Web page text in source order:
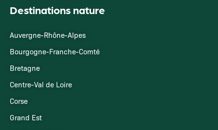
Destinations nature
Auvergne-Rhône-Alpes
Bourgogne-Franche-Comté
Bretagne
Centre-Val de Loire
Corse
Grand Est